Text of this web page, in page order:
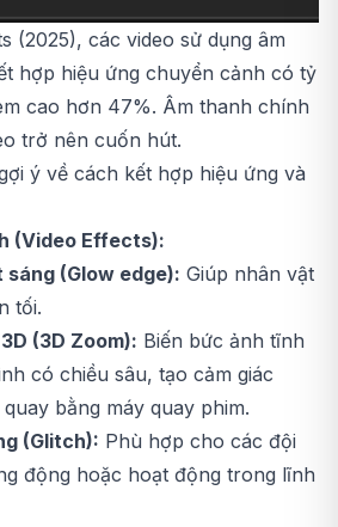
(2025), các video sử dụng âm
hợp hiệu ứng chuyển cảnh có tỷ
cao hơn 47%. Âm thanh chính
trở nên cuốn hút.
ý về cách kết hợp hiệu ứng và
(Video Effects):
(Glow edge): Giúp nhân vật
tối.
(3D Zoom): Biến bức ảnh tĩnh
có chiều sâu, tạo cảm giác
bằng máy quay phim.
(Glitch): Phù hợp cho các đội
động hoặc hoạt động trong lĩnh